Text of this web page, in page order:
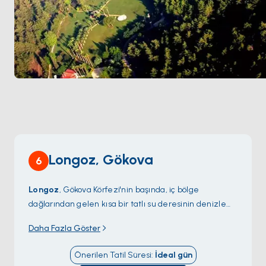
6 Longoz, Gökova
Longoz, Gökova Körfezi'nin başında, iç bölge
dağlarından gelen kısa bir tatlı su deresinin denizle
bölümünde nadir bir özellik. Karışım, içinden yüzerken
hissedebileceğiniz su altı termal katmanları yaratıyor:
üstte ılık Akdeniz tuzlu suyu, altta daha serin tatlı su.
Daha Fazla Göster
Önerilen Tatil Süresi: İdeal gün